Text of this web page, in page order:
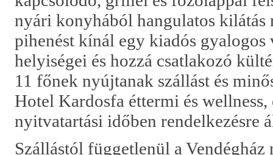
nyári konyhából hangulatos
pihenést kínál egy kiadós
helyiségei és hozzá csatlakozó
11 főnek nyújtanak szállást és
Hotel Kardosfa éttermi és
nyitvatartási időben rendelkezésre
Szállástól függetlenül a